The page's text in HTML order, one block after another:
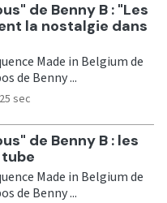
de Benny B : "Les
la nostalgie dans
Made in Belgium de
de Benny ...
sec
de Benny B : les
Made in Belgium de
de Benny ...